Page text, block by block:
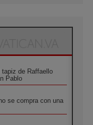
tapiz de Raffaello
Pablo
se compra con una